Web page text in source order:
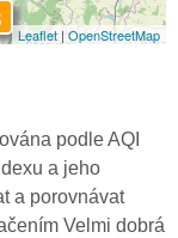
Leaflet | OpenStreetMap
podle AQI
a jeho
a porovnávat
Velmi dobrá